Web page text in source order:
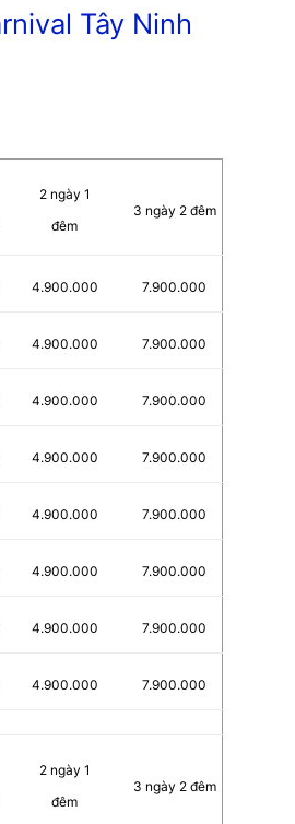
2 ngày 1
đêm
3 ngày 2 đêm
4.900.000 7.900.000
4.900.000 7.900.000
4.900.000 7.900.000
4.900.000 7.900.000
4.900.000 7.900.000
4.900.000 7.900.000
4.900.000 7.900.000
4.900.000 7.900.000
2 ngày 1
đêm
3 ngày 2 đêm